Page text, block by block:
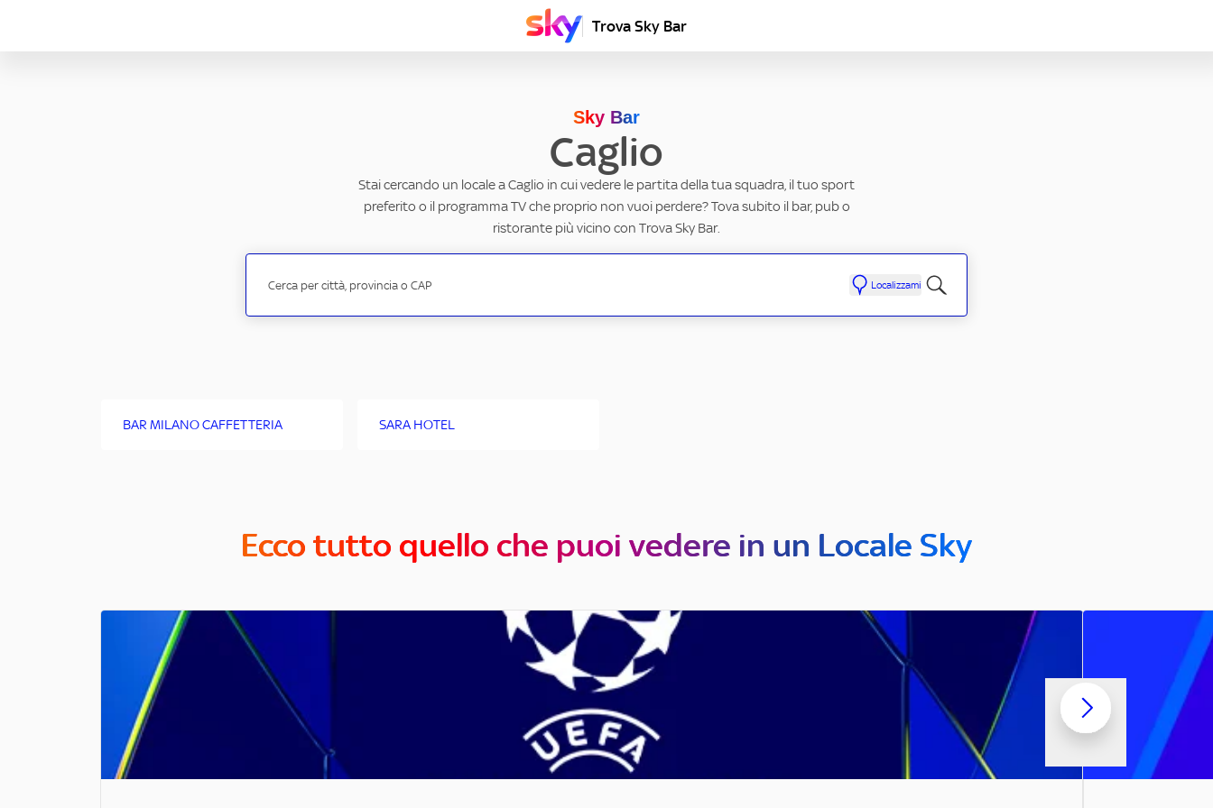
Trova Sky Bar
Sky Bar
Caglio
Stai cercando un locale a Caglio in cui vedere le partita della tua squadra, il tuo sport
preferito o il programma TV che proprio non vuoi perdere? Tova subito il bar, pub o
ristorante più vicino con Trova Sky Bar.
Localizzami
BAR MILANO CAFFETTERIA SARA HOTEL
Ecco tutto quello che puoi vedere in un Locale Sky